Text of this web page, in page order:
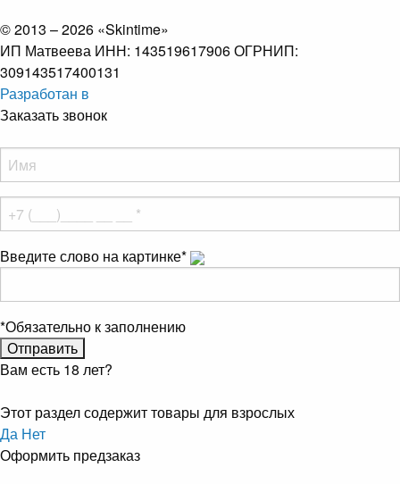
© 2013 – 2026 «Skintime»
ИП Матвеева ИНН: 143519617906 ОГРНИП:
309143517400131
Разработан в
Заказать звонок
Введите слово на картинке*
*Обязательно к заполнению
Вам есть 18 лет?
Этот раздел содержит товары для взрослых
Да Нет
Оформить предзаказ